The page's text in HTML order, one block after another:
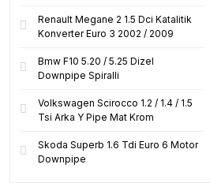
Renault Megane 2 1.5 Dci Katalitik
Konverter Euro 3 2002 / 2009
Bmw F10 5.20 / 5.25 Dizel
Downpipe Spiralli
Volkswagen Scirocco 1.2 / 1.4 / 1.5
Tsi Arka Y Pipe Mat Krom
Skoda Superb 1.6 Tdi Euro 6 Motor
Downpipe